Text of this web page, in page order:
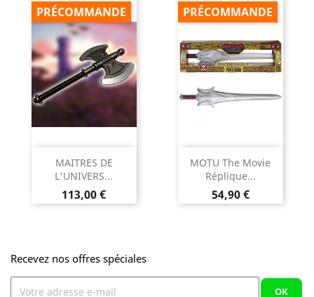
MAITRES DE
L'UNIVERS...
Prix
113,00 €
PRÉCOMMANDE
MOTU The Movie
Réplique...
Prix
54,90 €
PRÉCOMMANDE
Recevez nos offres spéciales